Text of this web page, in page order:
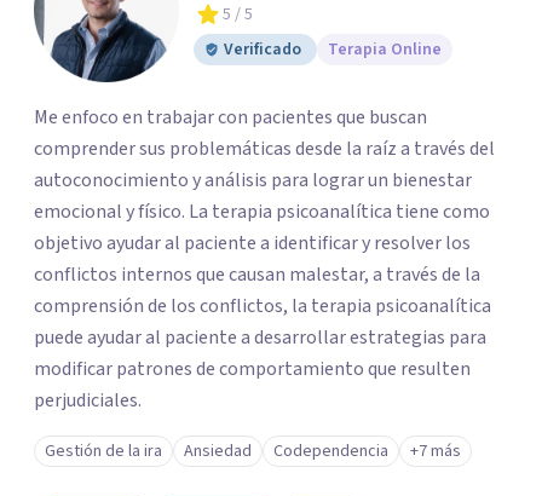
5 / 5
Verificado
Terapia Online
Me enfoco en trabajar con pacientes que buscan
comprender sus problemáticas desde la raíz a través del
autoconocimiento y análisis para lograr un bienestar
emocional y físico. La terapia psicoanalítica tiene como
objetivo ayudar al paciente a identificar y resolver los
conflictos internos que causan malestar, a través de la
comprensión de los conflictos, la terapia psicoanalítica
puede ayudar al paciente a desarrollar estrategias para
modificar patrones de comportamiento que resulten
perjudiciales.
Gestión de la ira Ansiedad Codependencia +7 más